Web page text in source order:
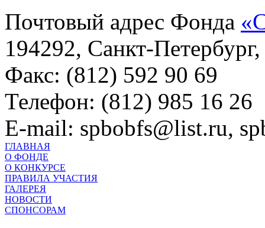
Почтовый адрес Фонда
194292, Санкт-
Факс: (812) 592 90 69
Телефон: (812) 985 16 26
E-mail: spbobfs@list.ru,
ГЛАВНАЯ
О ФОНДЕ
О КОНКУРСЕ
ПРАВИЛА УЧАСТИЯ
ГАЛЕРЕЯ
НОВОСТИ
СПОНСОРАМ